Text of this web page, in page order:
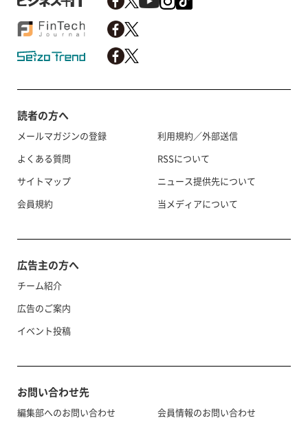
読者の方へ
メールマガジンの登録
よくある質問
サイトマップ
会員規約
利用規約／外部送信
RSSについて
ニュース提供先について
当メディアについて
広告主の方へ
チーム紹介
広告のご案内
イベント投稿
お問い合わせ先
編集部へのお問い合わせ
会員情報のお問い合わせ